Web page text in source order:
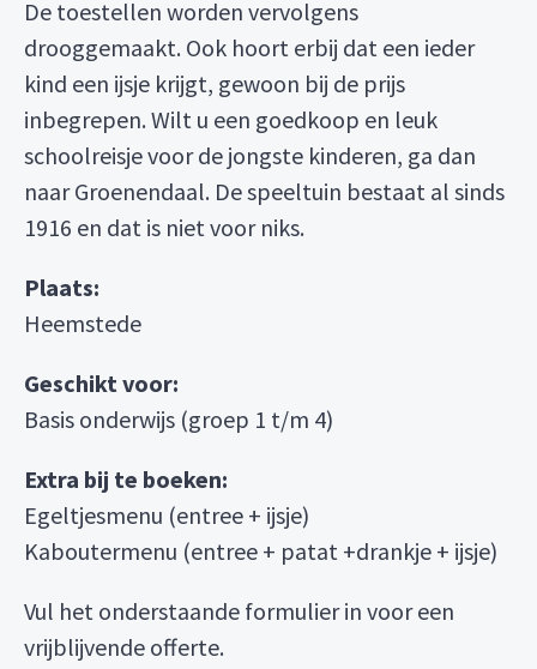
De toestellen worden vervolgens
drooggemaakt. Ook hoort erbij dat een ieder
kind een ijsje krijgt, gewoon bij de prijs
inbegrepen. Wilt u een goedkoop en leuk
schoolreisje voor de jongste kinderen, ga dan
naar Groenendaal. De speeltuin bestaat al sinds
1916 en dat is niet voor niks.
Plaats:
Heemstede
Geschikt voor:
Basis onderwijs (groep 1 t/m 4)
Extra bij te boeken:
Egeltjesmenu (entree + ijsje)
Kaboutermenu (entree + patat +drankje + ijsje)
Vul het onderstaande formulier in voor een
vrijblijvende offerte.